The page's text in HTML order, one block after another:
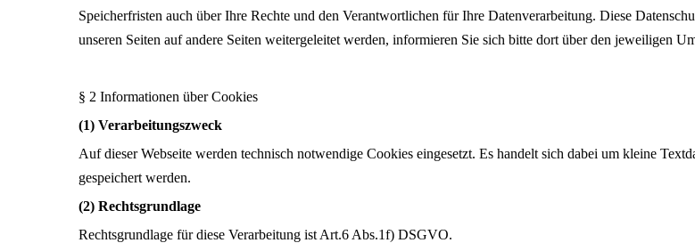
Speicherfristen auch über Ihre Rechte und den Verantwortlichen für Ihre Datenverarbeitung. Diese
unseren Seiten auf andere Seiten weitergeleitet werden, informieren Sie sich bitte dort über den jeweiligen
§ 2 Informationen über Cookies
(1) Verarbeitungszweck
Auf dieser Webseite werden technisch notwendige Cookies eingesetzt. Es handelt sich dabei um kleine
gespeichert werden.
(2) Rechtsgrundlage
Rechtsgrundlage für diese Verarbeitung ist Art.6 Abs.1f) DSGVO.